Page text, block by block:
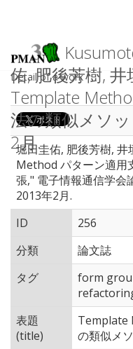
佑, 肥後芳樹,
Template
法の類似メソ
2月.
Detail of a work
堀田圭佑, 肥後芳樹,
Method パターン適用
張," 電子情報通信学会
2013年2月.
ID
256
分類
論文誌
タグ
form
表題
(title)
Template
の類似メ